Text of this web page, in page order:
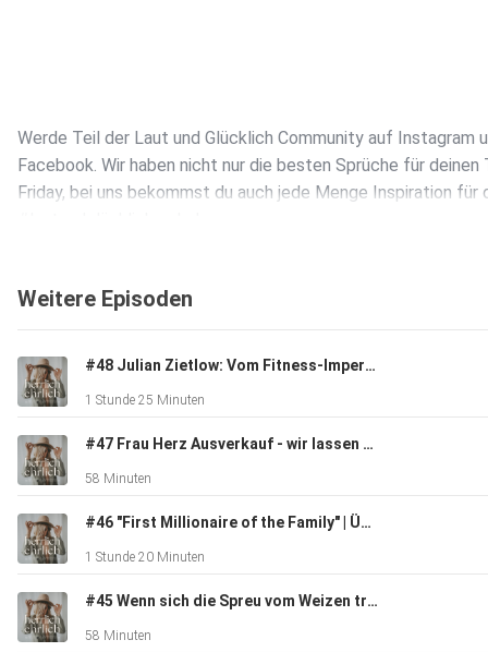
Werde Teil der Laut und Glücklich Community auf Instagram
Facebook. Wir haben nicht nur die besten Sprüche für deinen
Friday, bei uns bekommst du auch jede Menge Inspiration für
Schreib uns gerne auf Instagram oder Facebook!
Wir würden uns unheimlich freuen, wenn du den Podcast
Podcast in dir auslöst! Dein authentisches Feedback hilft uns
noch mehr Menschen zu erreichen.
Weitere Episoden
#48 Julian Zietlow: Vom Fitness-Imperium zur spirituellen Wildnis
1 Stunde 25 Minuten
#47 Frau Herz Ausverkauf - wir lassen alles los! Unternehmer Talk mit meinem Mann Sascha
58 Minuten
#46 "First Millionaire of the Family" | Über Identität & Geld mit Jackie Sharon Tamblyn
1 Stunde 20 Minuten
#45 Wenn sich die Spreu vom Weizen trennt! Unternehmertalk mit Carina von weltvonunten
58 Minuten